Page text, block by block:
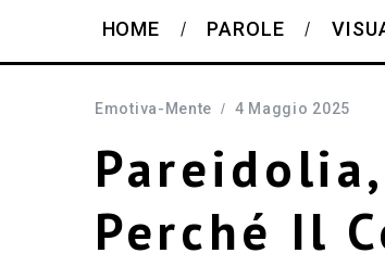
HOME PAROLE
Emotiva-Mente 4 Maggio 2025
Perché Il